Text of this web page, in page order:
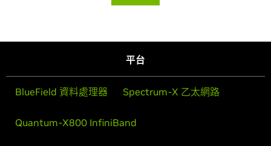
平台
BlueField 資料處理器 Spectrum-X 乙太網路
Quantum-X800 InfiniBand